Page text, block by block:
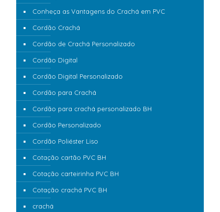
Conheça as Vantagens do Crachá em PVC
Cordão Crachá
Cordão de Crachá Personalizado
Cordão Digital
Cordão Digital Personalizado
Cordão para Crachá
Cordão para crachá personalizado BH
Cordão Personalizado
Cordão Poliéster Liso
Cotação cartão PVC BH
Cotação carteirinha PVC BH
Cotação crachá PVC BH
crachá